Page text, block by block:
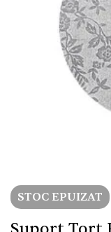
STOC EPUIZAT